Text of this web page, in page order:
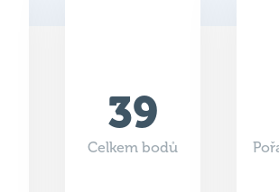
39
Celkem bodů